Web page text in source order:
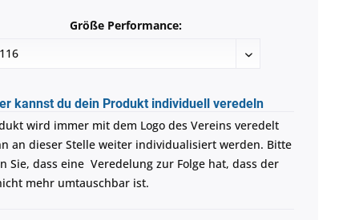
Größe Performance:
kannst du dein Produkt individuell veredeln
wird immer mit dem Logo des Vereins veredelt
an dieser Stelle weiter individualisiert werden. Bitte
Sie, dass eine Veredelung zur Folge hat, dass der
mehr umtauschbar ist.